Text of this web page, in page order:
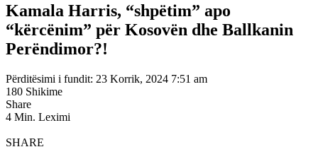
Kamala Harris, “shpëtim” apo
“kërcënim” për Kosovën dhe Ballkanin
Perëndimor?!
Përditësimi i fundit: 23 Korrik, 2024 7:51 am
180 Shikime
Share
4 Min. Leximi
SHARE